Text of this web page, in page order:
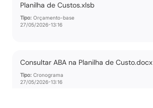
Planilha de Custos.xlsb
Tipo: Orçamento-base
27/05/2026-13:16
Consultar ABA na Planilha de Custo.docx
Tipo: Cronograma
27/05/2026-13:16